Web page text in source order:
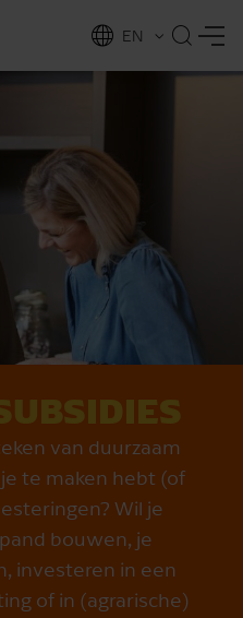
EN
NL
van duurzaam
te maken hebt (of
Wil je
bouwen, je
investeren in een
of in (agrarische)